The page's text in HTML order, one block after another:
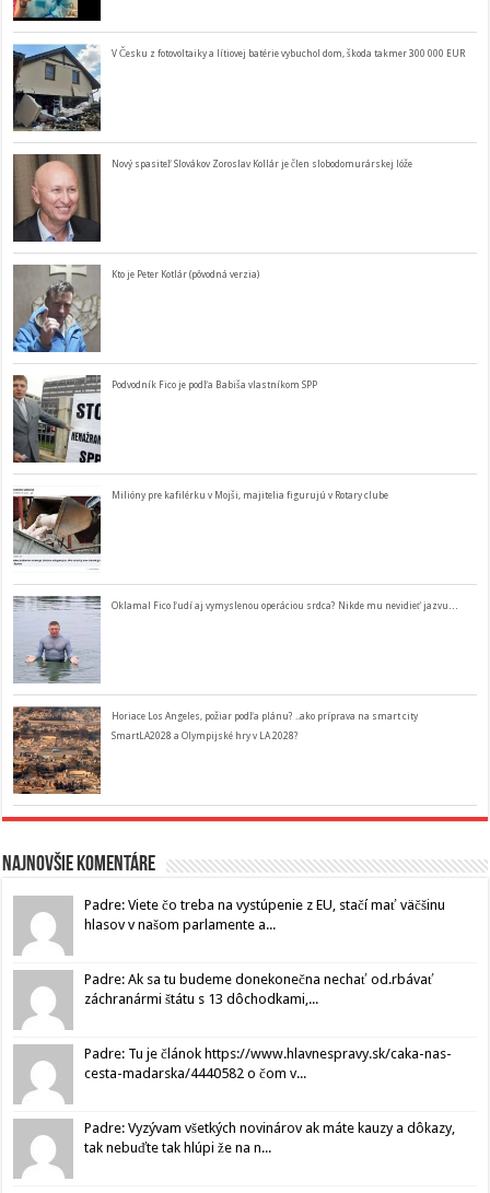
V Česku z fotovoltaiky a lítiovej batérie vybuchol dom, škoda takmer 300 000 EUR
Nový spasiteľ Slovákov Zoroslav Kollár je člen slobodomurárskej lóže
Kto je Peter Kotlár (pôvodná verzia)
Podvodník Fico je podľa Babiša vlastníkom SPP
Milióny pre kafilérku v Mojši, majitelia figurujú v Rotary clube
Oklamal Fico ľudí aj vymyslenou operáciou srdca? Nikde mu nevidieť jazvu…
Horiace Los Angeles, požiar podľa plánu? ..ako príprava na smart city
SmartLA2028 a Olympijské hry v LA 2028?
Najnovšie komentáre
Padre: Viete čo treba na vystúpenie z EU, stačí mať väčšinu
hlasov v našom parlamente a...
Padre: Ak sa tu budeme donekonečna nechať od.rbávať
záchranármi štátu s 13 dôchodkami,...
Padre: Tu je článok https://www.hlavnespravy.sk/caka-nas-
cesta-madarska/4440582 o čom v...
Padre: Vyzývam všetkých novinárov ak máte kauzy a dôkazy,
tak nebuďte tak hlúpi že na n...